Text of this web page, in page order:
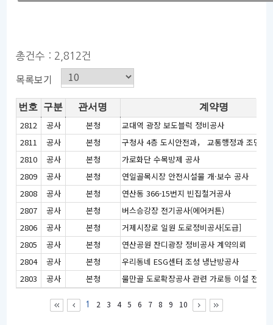
총건수 : 2,812건
목록보기
번호 구분 관서명 계약명
2812 공사 본청
교대역 광장 보도블럭 정비공사
2811
공사
본청
2810
공사 본청
가로화단 수목방제 공사
2809
공사 본청
연일골목시장 안전시설물 개·보수 공사
2808
공사 본청
연산동 366-15번지 빈집철거공사
2807
공사 본청
버스승강장 전기공사(에어커튼)
2806
공사 본청
거제시장로 일원 도로정비공사[도급]
2805
공사 본청
연산공원 잔디광장 정비공사 계약의뢰
2804
공사 본청
우리동네 ESG센터 조성 냉난방공사
2803
공사 본청 물만골 도로확장공사 관련 가로등 이설 전기
1 2 3 4 5 6 7 8 9 10